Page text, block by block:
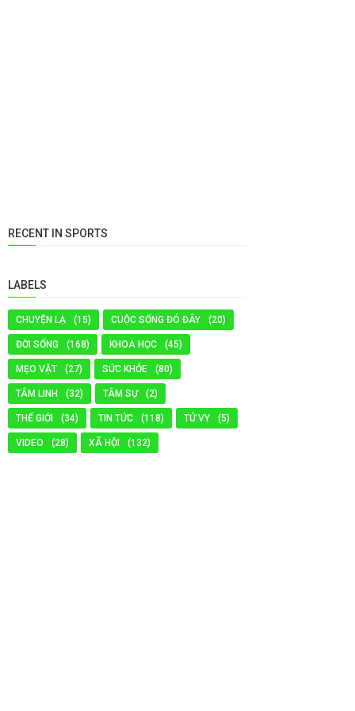
RECENT IN SPORTS
LABELS
CHUYỆN LẠ (15) CUỘC SỐNG ĐÓ ĐÂY (20)
ĐỜI SỐNG (168) KHOA HỌC (45)
MẸO VẶT (27) SỨC KHỎE (80)
TÂM LINH (32) TÂM SỰ (2)
THẾ GIỚI (34) TIN TỨC (118) TỬ VY (5)
VIDEO (28) XÃ HỘI (132)